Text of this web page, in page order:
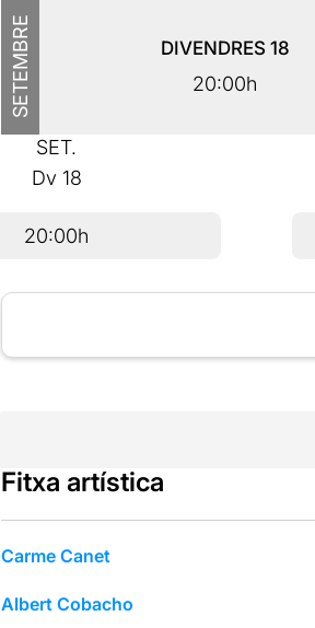
SETEMBRE DIVENDRES 18
20:00h
SET.
Dv 18
20:00h
Fitxa artística
Carme Canet
Albert Cobacho